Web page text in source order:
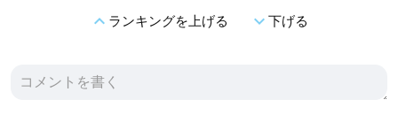
expand_lessランキングを上げる expand_more下げる